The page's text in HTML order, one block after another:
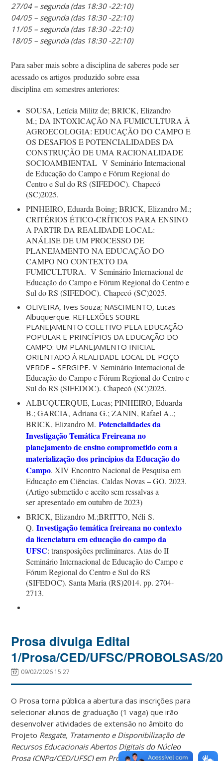
27/04 – segunda (das 18:30 -22:10)
04/05 – segunda (das 18:30 -22:10)
11/05 – segunda (das 18:30 -22:10)
18/05 – segunda (das 18:30 -22:10)
Para saber mais sobre a disciplina de saberes pode ser
acessado os artigosproduzidosobre essa
disciplina emsemestres anteriores:
SOUSA, Letícia Militz de; BRICK, Elizandro
M.; DA INTOXICAÇÃO NA FUMICULTURA À
AGROECOLOGIA: EDUCAÇÃO DO CAMPO E
OS DESAFIOS E POTENCIALIDADES DA
CONSTRUÇÃO DE UMA RACIONALIDADE
SOCIOAMBIENTAL V Seminário Internacional
de Educação do Campo e Fórum Regional do
Centro e Sul do RS (SIFEDOC). Chapecó
(SC)2025.
PINHEIRO, Eduarda Boing; BRICK, Elizandro M.;
CRITÉRIOS ÉTICO-CRÍTICOS PARA ENSINO
A PARTIR DA REALIDADE LOCAL:
ANÁLISE DE UM PROCESSO DE
PLANEJAMENTO NA EDUCAÇÃO DO
CAMPO NO CONTEXTO DA
FUMICULTURA. V Seminário Internacional de
Educação do Campo e Fórum Regional do Centro e
Sul do RS (SIFEDOC). Chapecó (SC)2025.
OLIVEIRA, Ives Souza; NASCIMENTO, Lucas
Albuquerque. REFLEXÕES SOBRE
PLANEJAMENTO COLETIVO PELA EDUCAÇÃO
POPULAR E PRINCÍPIOS DA EDUCAÇÃO DO
CAMPO: UM PLANEJAMENTO INICIAL
ORIENTADO À REALIDADE LOCAL DE POÇO
VERDE – SERGIPE.V Seminário Internacional de
Educação do Campo e Fórum Regional do Centro e
Sul do RS (SIFEDOC). Chapecó (SC)2025.
ALBUQUERQUE, Lucas; PINHEIRO, Eduarda
B.; GARCIA, Adriana G.; ZANIN, Rafael A..;
BRICK, Elizandro M.Potencialidades da
Investigação Temática Freireana no
planejamento de ensino comprometido com a
materialização dos princípios da Educação do
Campo. XIV Encontro Nacional de Pesquisa em
Educação em Ciências.Caldas Novas – GO. 2023.
(Artigo submetido e aceito sem ressalvas a
serapresentado em outubro de 2023)
BRICK, Elizandro M.;BRITTO, Néli S.
Q.Investigação temática freireana no contexto
da licenciatura em educação do campo da
UFSC: transposições preliminares. Atas do II
Seminário Internacional de Educação do Campo e
Fórum Regional do Centro e Sul do RS
(SIFEDOC). Santa Maria (RS)2014. pp. 2704-
2713.
Prosa divulga Edital
1/Prosa/CED/UFSC/PROBOLSAS/
09/02/2026 15:27
O Prosa torna pública a abertura das inscrições para
selecionar alunos de graduação (1 vaga) que irão
desenvolver atividades de extensão no âmbito do
Projeto Resgate, Tratamento e Disponibilização de
Recursos Educacionais Abertos Digitais do Núcleo
Prosa (CNPq/CED/UFSC) em Projetos Wikimedia.